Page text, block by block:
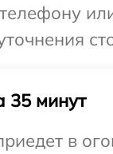
35 минут
в